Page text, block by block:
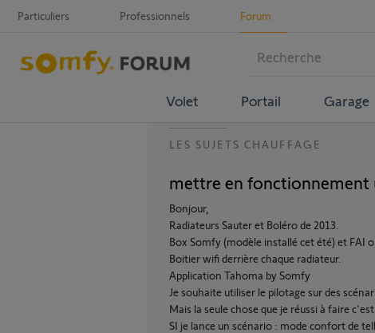
Particuliers Professionnels Forum
Volet Portail Garage
LES SUJETS CHAUFFAGE
mettre en fonctionnement
Bonjour,
Radiateurs Sauter et Boléro de 2013.
Box Somfy (modèle installé cet été) et FAI
Boitier wifi derrière chaque radiateur.
Application Tahoma by Somfy
Je souhaite utiliser le pilotage sur des
Mais la seule chose que je réussi à faire
SI je lance un scénario : mode confort de